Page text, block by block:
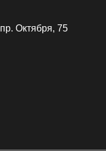
пр. Октября, 75